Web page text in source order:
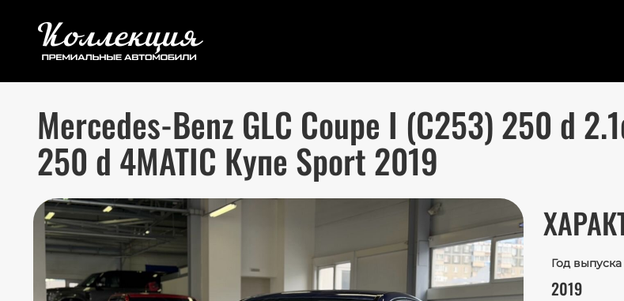
Mercedes-Benz GLC Coupe I (C253) 250 d
250 d 4MATIC Купе Sport 2019
Год выпуска
2019